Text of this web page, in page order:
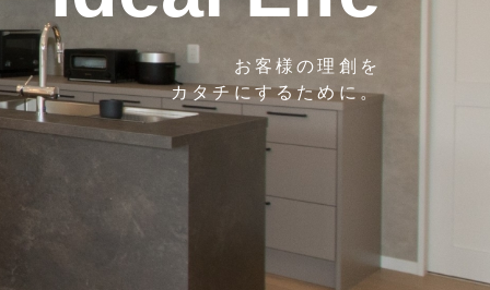
お客様の理創を
カタチにするために。